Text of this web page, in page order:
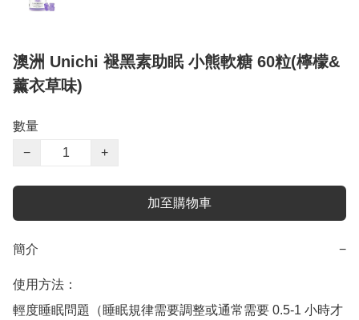
澳洲 Unichi 褪黑素助眠 小熊軟糖 60粒(檸檬&
薰衣草味)
數量
−
+
加至購物車
簡介 −
使用方法：
輕度睡眠問題（睡眠規律需要調整或通常需要 0.5-1 小時才